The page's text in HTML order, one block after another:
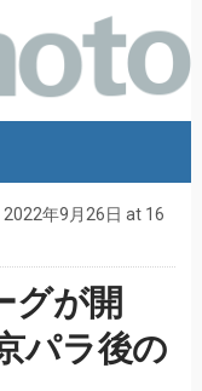
年9月26日 at 16
グが開
パラ後の